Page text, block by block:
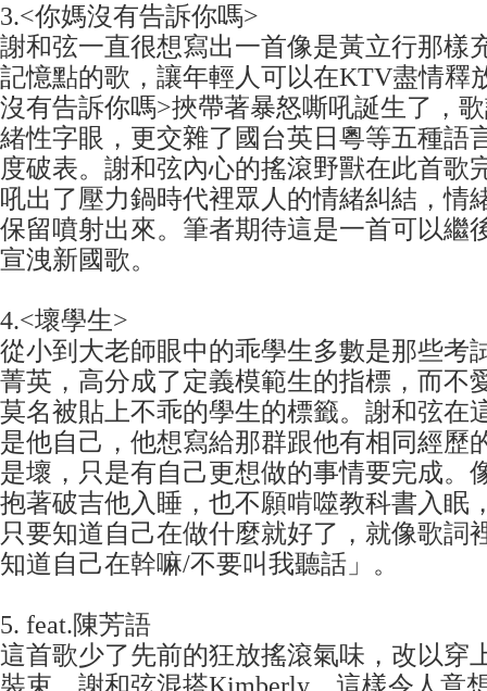
3.<你媽沒有告訴你嗎>
謝和弦一直很想寫出一首像是黃立行那樣
記憶點的歌，讓年輕人可以在KTV盡情釋
沒有告訴你嗎>挾帶著暴怒嘶吼誕生了，
緒性字眼，更交雜了國台英日粵等五種語
度破表。謝和弦內心的搖滾野獸在此首歌
吼出了壓力鍋時代裡眾人的情緒糾結，情
保留噴射出來。筆者期待這是一首可以繼
宣洩新國歌。
4.<壞學生>
從小到大老師眼中的乖學生多數是那些考
菁英，高分成了定義模範生的指標，而不
莫名被貼上不乖的學生的標籤。謝和弦在
是他自己，他想寫給那群跟他有相同經歷
是壞，只是有自己更想做的事情要完成。
抱著破吉他入睡，也不願啃噬教科書入眠
只要知道自己在做什麼就好了，就像歌詞
知道自己在幹嘛/不要叫我聽話」。
5. feat.陳芳語
這首歌少了先前的狂放搖滾氣味，改以穿
裝束，謝和弦混搭Kimberly，這樣令人意